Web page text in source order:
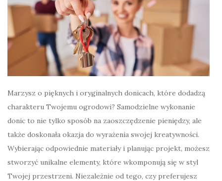
Marzysz o pięknych i oryginalnych donicach, które dodadzą
charakteru Twojemu ogrodowi? Samodzielne wykonanie
donic to nie tylko sposób na zaoszczędzenie pieniędzy, ale
także doskonała okazja do wyrażenia swojej kreatywności.
Wybierając odpowiednie materiały i planując projekt, możesz
stworzyć unikalne elementy, które wkomponują się w styl
Twojej przestrzeni. Niezależnie od tego, czy preferujesz